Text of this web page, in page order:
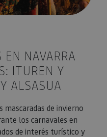
EN NAVARRA
ITUREN Y
ALSASUA
de invierno
los carnavales en
de interés turístico y